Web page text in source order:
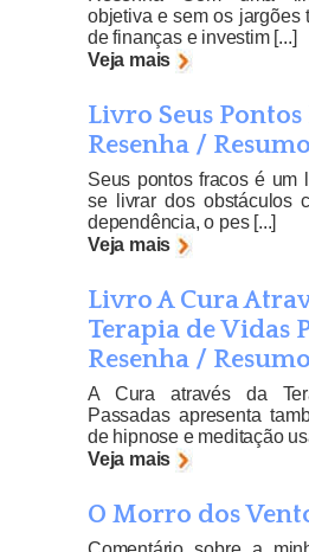
objetiva e sem os jargões
de finanças e investim [...]
Veja mais
Livro Seus Pontos
Resenha / Resumo
Seus pontos fracos é um
se livrar dos obstáculos
dependência, o pes [...]
Veja mais
Livro A Cura
Terapia de Vidas
Resenha / Resumo
A Cura através da
Passadas apresenta
de hipnose e meditação
Veja mais
O Morro dos